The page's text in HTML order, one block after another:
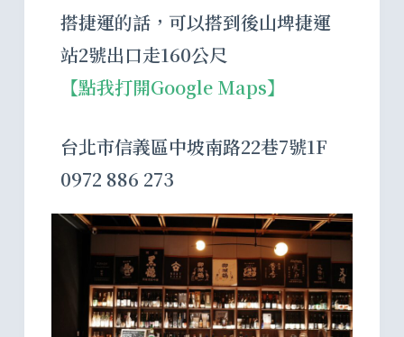
搭捷運的話，可以搭到後山埤捷運
站2號出口走160公尺
【點我打開Google Maps】
台北市信義區中坡南路22巷7號1F
0972 886 273